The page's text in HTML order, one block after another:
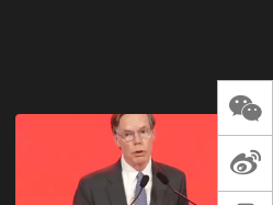
希望和孩子们在
起”，福耀科技
谈过去 谈谈未来